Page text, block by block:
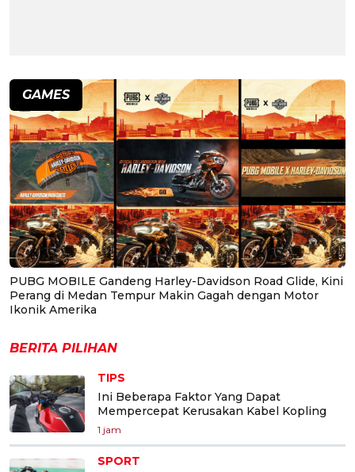
GAMES
PUBG MOBILE Gandeng Harley-Davidson Road Glide, Kini
Perang di Medan Tempur Makin Gagah dengan Motor
Ikonik Amerika
BERITA PILIHAN
TIPS
Ini Beberapa Faktor Yang Dapat
Mempercepat Kerusakan Kabel Kopling
1 jam
SPORT